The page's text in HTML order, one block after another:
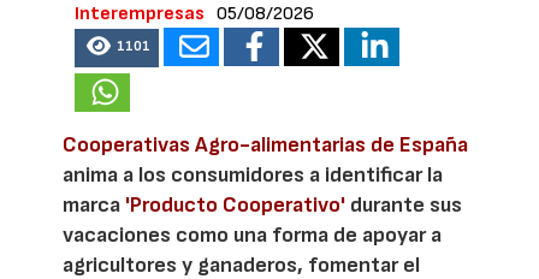
Interempresas
05/08/2026
1101
Cooperativas Agro-alimentarias de España
anima a los consumidores a identificar la
marca 'Producto Cooperativo' durante sus
vacaciones como una forma de apoyar a
agricultores y ganaderos, fomentar el